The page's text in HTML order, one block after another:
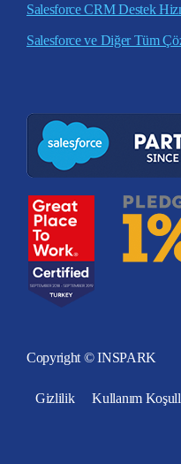
Salesforce CRM Destek
Salesforce ve Diğer Tüm
Copyright © INSPARK
Gizlilik Kullanım